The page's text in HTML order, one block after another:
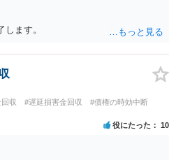
だきますので、宜しければ、個別に
ます。
収 #遅延損害金回収
#債権の時効中断
役にたった 10